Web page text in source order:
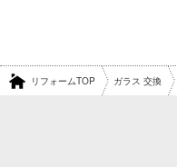
リフォームTOP ガラス 交換